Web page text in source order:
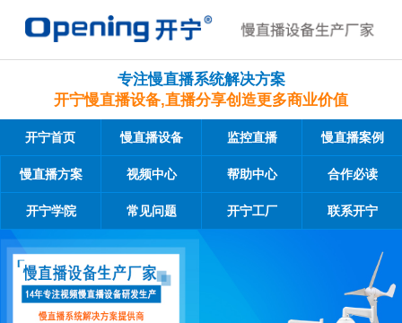
专注慢直播系统解决方案
开宁慢直播设备,直播分享创造更多商业价值
开宁首页 慢直播设备 监控直播 慢直播案例
慢直播方案 视频中心 帮助中心 合作必读
开宁学院 常见问题 开宁工厂 联系开宁